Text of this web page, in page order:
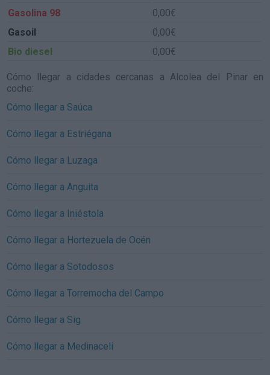
Gasolina 98
0,00€
Gasoil
0,00€
Bio diesel
0,00€
Cómo llegar a cidades cercanas a Alcolea del Pinar en
coche:
Cómo llegar a Saúca
Cómo llegar a Estriégana
Cómo llegar a Luzaga
Cómo llegar a Anguita
Cómo llegar a Iniéstola
Cómo llegar a Hortezuela de Océn
Cómo llegar a Sotodosos
Cómo llegar a Torremocha del Campo
Cómo llegar a Sig
Cómo llegar a Medinaceli